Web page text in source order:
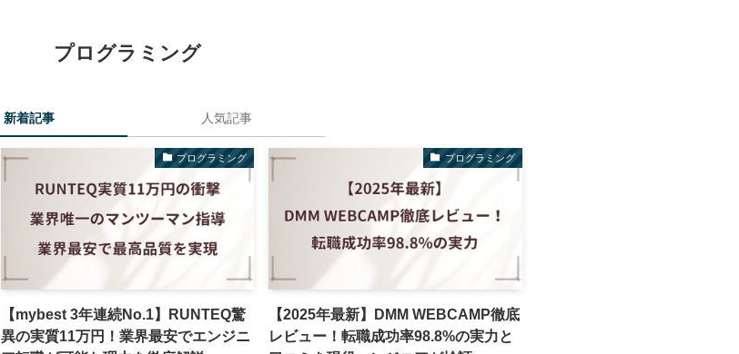
プログラミング
新着記事 人気記事
プログラミング
【mybest 3年連続No.1】RUNTEQ驚
異の実質11万円！業界最安でエンジニ
プログラミング
【2025年最新】DMM WEBCAMP徹底
レビュー！転職成功率98.8%の実力と